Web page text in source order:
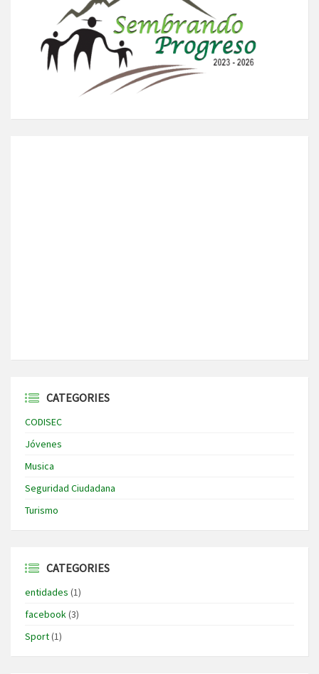
CATEGORIES
CODISEC
Jóvenes
Musica
Seguridad Ciudadana
Turismo
CATEGORIES
entidades (1)
facebook(3)
Sport(1)